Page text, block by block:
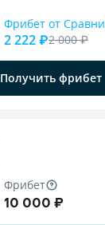
Фрибет от Сравни
2 222 ₽2 000₽
Получить фрибет
Фрибет
10 000 ₽